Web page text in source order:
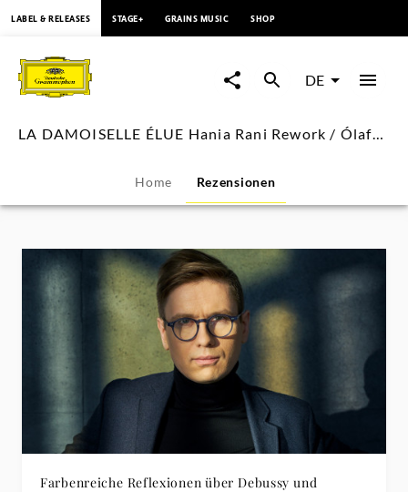
DAMOISELLE
ÉLUE
Rani
Rework
Ólafsson
Rezensionen
LABEL & RELEASES STAGE+ GRAINS MUSIC SHOP
DE
LA DAMOISELLE ÉLUE Hania Rani Rework / Ólafsson
Home Rezensionen
Farbenreiche Reflexionen über Debussy und